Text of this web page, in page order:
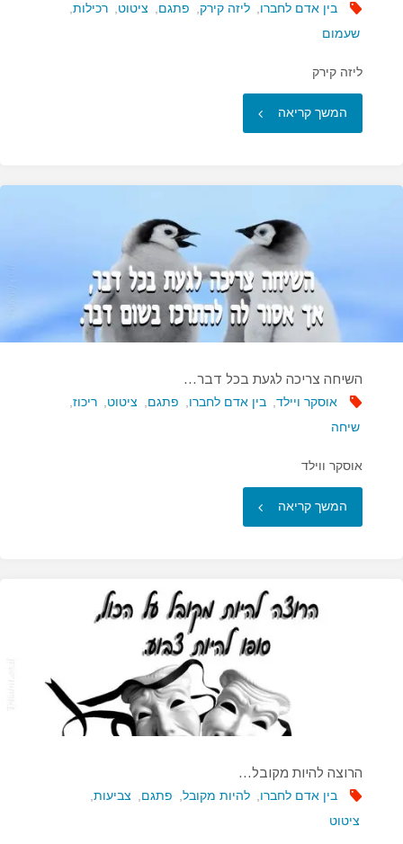
בין אדם לחברו, ליזה קירק, פתגם, ציטוט, רכילות,
שעמום
ליזה קירק
המשך קריאה "רכלן
אדם
המדבר
אתך
על
אחרים…"
השיחה צריכה לגעת בכל דבר…
אוסקר ויילד, בין אדם לחברו, פתגם, ציטוט, ריכוז,
שיחה
אוסקר ווילד
המשך קריאה "השיחה
בכל
דבר…"
הרוצה להיות מקובל…
בין אדם לחברו, להיות מקובל, פתגם, צביעות,
ציטוט